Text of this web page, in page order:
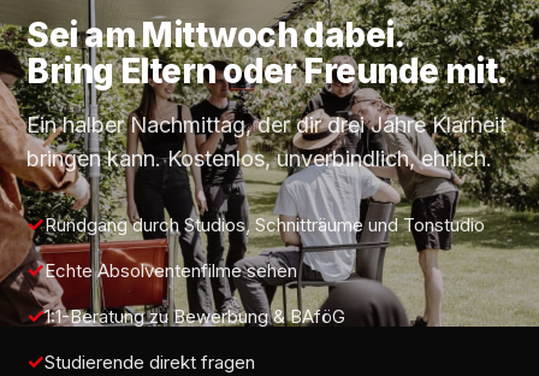
Sei amMittwochdabei.
Bring Eltern oder Freunde mit.
Ein halber Nachmittag, der dir drei Jahre Klarheit
bringen kann. Kostenlos, unverbindlich, ehrlich.
Rundgang durch Studios, Schnitträume und Tonstudio
Echte Absolventenfilme sehen
1:1-Beratung zu Bewerbung & BAföG
Studierende direkt fragen